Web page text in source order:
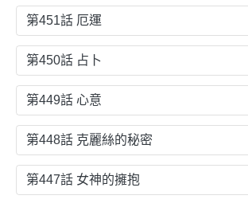
第451話 厄運
第450話 占卜
第449話 心意
第448話 克麗絲的秘密
第447話 女神的擁抱